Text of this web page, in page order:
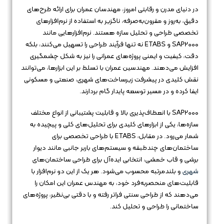
در دنیای مدرن و رقابتی امروز، مهندسان عمران برای ارائه طرح‌های
دقیق، به‌روز و مقرون‌به‌صرفه، ناگزیر به استفاده از نرم‌افزارهای
تخصصی طراحی و تحلیل سازه هستند. نرم‌افزارهایی مانند
SAP2000 و ETABS نه تنها فرآیند طراحی را تسهیل می‌کنند، بلکه
دقت، کیفیت و ایمنی پروژه‌های عمرانی را نیز به شکل چشمگیری
افزایش می‌دهند. مهندسین عمران با تسلط بر این ابزارها، می‌توانند
نقش کلیدی در پیشرفت زیرساخت‌های شهری، صنعتی و مسکونی
ایفا کرده و در مسیر توسعه پایدار گام بردارند.
SAP2000 با انعطاف‌پذیری بالا و قابلیت پشتیبانی از انواع مختلف
سازه‌ها، یکی از ابزارهای کلیدی برای تحلیل‌های کلی و پیچیده به
شمار می‌رود. در مقابل، ETABS با طراحی تخصصی برای
ساختمان‌های چندطبقه و سیستم‌های باربر جانبی مانند دیوار
برشی و قاب خمشی، انتخابی ایده‌آل برای طراحی ساختمان‌های
شهریو بلندمرتبه محسوب می‌شود. هر یک از این دو نرم‌افزار با
قابلیت‌های منحصربه‌فرد خود، به مهندس عمران این امکان را
می‌دهند که از طراحی سنتی فراتر رفته و با دقتی بی‌نظیر، پروژه‌های
ساختمانی را طراحی و تحلیل کند.